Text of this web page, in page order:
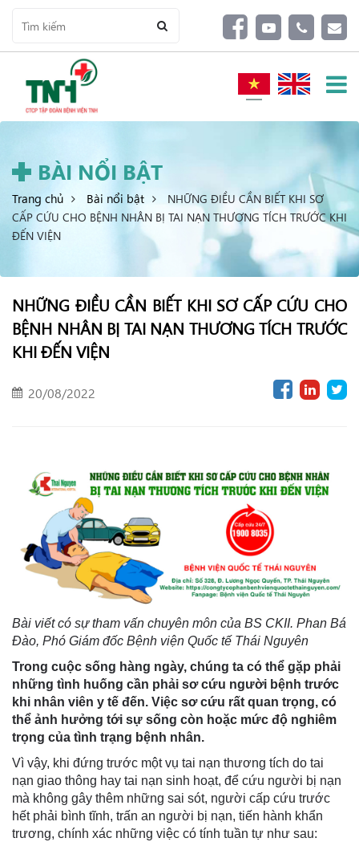
BÀI NỔI BẬT
Trang chủ Bài nổi bật
NHỮNG ĐIỀU CẦN BIẾT KHI SƠ
CẤP CỨU CHO BỆNH NHÂN BỊ TAI NẠN THƯƠNG TÍCH TRƯỚC KHI
ĐẾN VIỆN
NHỮNG ĐIỀU CẦN BIẾT KHI SƠ CẤP CỨU CHO
BỆNH NHÂN BỊ TAI NẠN THƯƠNG TÍCH TRƯỚC
KHI ĐẾN VIỆN
20/08/2022
Bài viết có sự tham vấn chuyên môn của BS CKII. Phan Bá
Đào, Phó Giám đốc Bệnh viện Quốc tế Thái Nguyên
Trong cuộc sống hàng ngày, chúng ta có thể gặp phải
những tình huống cần phải sơ cứu người bệnh trước
khi nhân viên y tế đến. Việc sơ cứu rất quan trọng, có
thể ảnh hưởng tới sự sống còn hoặc mức độ nghiêm
trọng của tình trạng bệnh nhân.
Vì vậy, khi đứng trước một vụ tai nạn thương tích do tai
nạn giao thông hay tai nạn sinh hoạt, để cứu người bị nạn
mà không gây thêm những sai sót, người cấp cứu trước
hết phải bình tĩnh, trấn an người bị nạn, tiến hành khẩn
trương, chính xác những việc có tính tuần tự như sau: